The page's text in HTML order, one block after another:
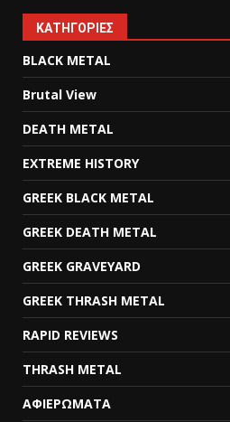
KΑΤΗΓΟΡΊΕΣ
BLACK METAL
Brutal View
DEATH METAL
EXTREME HISTORY
GREEK BLACK METAL
GREEK DEATH METAL
GREEK GRAVEYARD
GREEK THRASH METAL
RAPID REVIEWS
THRASH METAL
ΑΦΙΕΡΩΜΑΤΑ